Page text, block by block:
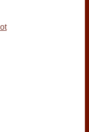
giỏ hàng.